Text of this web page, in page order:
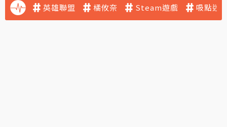
英雄聯盟 橘攸奈 Steam遊戲 吸點迷